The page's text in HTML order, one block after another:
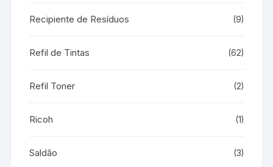
Recipiente de Resíduos (9)
Refil de Tintas (62)
Refil Toner (2)
Ricoh (1)
Saldão (3)